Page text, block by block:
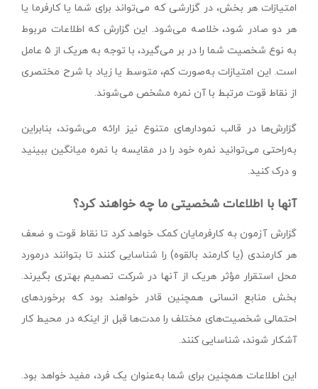
امتیازات هر بخش، در گزارشی که می‌تواند برای شما یا کارفرما یا
هر دو صادر شود، خلاصه می‌شود. این گزارش که اطلاعات مربوط
به نوع شخصیت شما را در بر می‌گیرد، با توجه به هریک از ۵ عامل
است. این امتیازات به‌صورت کم، متوسط ​​یا زیاد با شرح مختصری
از نقاط قوت مرتبط با آن نمره مشخص می‌شوند.
گزارش‌ها در قالب نمودارهای متنوع نیز ارائه می‌شوند، بنابراین
به‌راحتی می‌توانید نمره خود را در مقایسه با نمره میانگین ببینید
و درک کنید.
آنها با اطلاعات شخصیتی ما چه خواهند کرد؟
گزارش آزمون به کارفرمایان کمک خواهد کرد تا نقاط قوت و ضعف
هر کارمندی (یا کارمند بالقوه) را شناسایی کنند تا بتوانند درمورد
محل استقرار مؤثر هریک از آنها در شرکت تصمیم بهتری بگیرند.
بخش‌ منابع انسانی همچنین قادر خواهند بود که برخوردهای
احتمالی شخصیت‌های مختلف را مدت‌ها قبل از اینکه در محیط کار
آشکار شوند، شناسایی کنند.
این اطلاعات همچنین برای شما به‌عنوان یک فرد، مفید خواهد بود.